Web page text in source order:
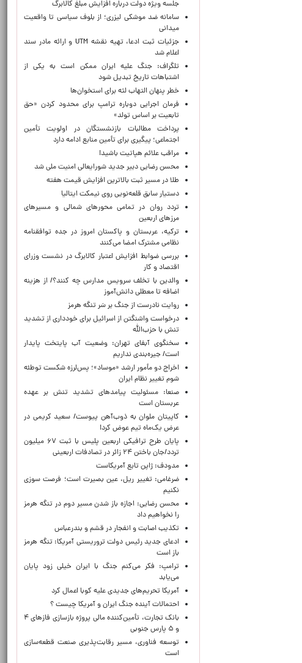
جلسه ویژه دولت درباره افزایش مبلغ کالابرگ
سامانه ضد موشکی لیزری؛ از بلوف سیاسی تا واقعیت
میدانی
جزئیات ثبت ادعا، تهیه نقشه UTM و ارائه مادر سند
اعلام شد
تلگراف: جنگ علیه ایران ممکن است به یکی از
اشتباهات تاریخ تبدیل شود
خطر پنهان التهاب لثه برای استخوان‌ها
فرمان اجرایی دوباره ترامپ برای محدود کردن «حق
تابعیت بر اساس تولد»
پرداخت مطالبات بازنشستگان در اولویت تأمین
اجتماعی؛ پیگیری برای تأمین منابع ادامه دارد
مراقب علائم هپاتیت باشید!
محسن رضایی دبیر جدید شورایعالی امنیت ملی شد
طلا در مسیر ثبت بالاترین افزایش قیمت هفته
دستیار سابق قلعه‌نویی روی نیمکت ایتالیا
تردد روان در تمامی محورهای شمالی و مسیرهای
مرزهای اربعین
ترکیه، عربستان و پاکستان امروز در جده توافقنامه
نظامی مشترک امضا می‌کنند
بررسی ضوابط افزایش اعتبار کالابرگ در نشست وزرای
اقتصاد و کار
والدین با تخلف سرویس مدارس چه کنند؟/ از هزینه
اضافه تا معطلی دانش‌آموز
روایت نادرست از جنگ بر سَر تنگه هرمز
درخواست واشنگتن از اسرائیل برای خودداری از تشدید
تنش با حزب‌الله
سخنگوی آبفای تهران: وضعیت آب پایتخت پایدار
است/ جیره‌بندی نداریم
اخراج دو مأمور ارشد «موساد»؛ پس‌لرزه شکست توطئه
شوم تغییر نظام ایران
صنعا: مسئولیت پیامدهای تشدید تنش بر عهده
عربستان است
کاپیتان ملوان به ذوب‌آهن پیوست/ سعید کریمی در
عرض یک‌ماه تیم عوض کرد!
پایان طرح ترافیکی اربعین پلیس با ثبت ۶۷ میلیون
تردد/جان باختن ۲۴ زائر در تصادفات اربعینی
مدودف: ژاپن تابع آمریکاست
ضرغامی: تغییر ریل، عین بصیرت است؛ فرصت سوزی
نکنیم
محسن رضایی: اجازه باز شدن مسیر دوم در تنگه هرمز
را نخواهیم داد
تکذیب اصابت و انفجار در قشم و بندرعباس
ادعای جدید رئیس دولت تروریستی آمریکا: تنگه هرمز
باز است
ترامپ: فکر می‌کنم جنگ با ایران خیلی زود پایان
می‌یابد
آمریکا تحریم‌های جدیدی علیه کوبا اعمال کرد
احتمالات آینده جنگ ایران و آمریکا چیست ؟
بانک تجارت، تأمین‌کننده مالی پروژه بازسازی فازهای ۴
و ۵ پارس جنوبی
توسعه فناوری، مسیر رقابت‌پذیری صنعت قطعه‌سازی
است